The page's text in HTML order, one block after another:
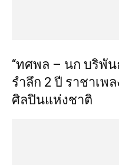
“ทศพล – นก บริพัน
รำลึก 2 ปี ราชาเพ
ศิลปินแห่งชาติ